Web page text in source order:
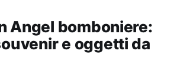
Angel bomboniere:
e oggetti da